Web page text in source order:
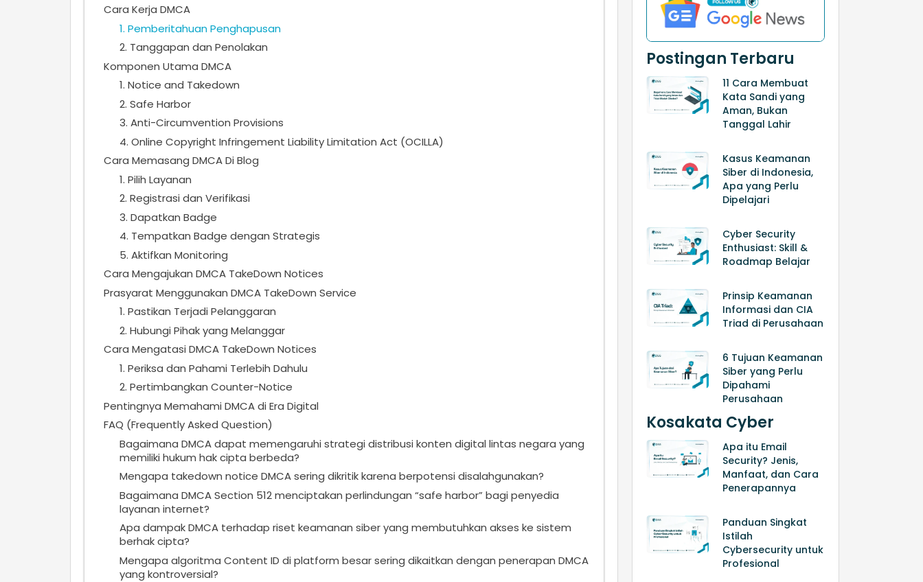
Cara Kerja DMCA
1. Pemberitahuan Penghapusan
2. Tanggapan dan Penolakan
Komponen Utama DMCA
1. Notice and Takedown
2. Safe Harbor
3. Anti-Circumvention Provisions
4. Online Copyright Infringement Liability Limitation Act (OCILLA)
Cara Memasang DMCA Di Blog
1. Pilih Layanan
2. Registrasi dan Verifikasi
3. Dapatkan Badge
4. Tempatkan Badge dengan Strategis
5. Aktifkan Monitoring
Cara Mengajukan DMCA TakeDown Notices
Prasyarat Menggunakan DMCA TakeDown Service
1. Pastikan Terjadi Pelanggaran
2. Hubungi Pihak yang Melanggar
Cara Mengatasi DMCA TakeDown Notices
1. Periksa dan Pahami Terlebih Dahulu
2. Pertimbangkan Counter-Notice
Pentingnya Memahami DMCA di Era Digital
FAQ (Frequently Asked Question)
Bagaimana DMCA dapat memengaruhi strategi distribusi konten digital lintas negara yang
memiliki hukum hak cipta berbeda?
Mengapa takedown notice DMCA sering dikritik karena berpotensi disalahgunakan?
Bagaimana DMCA Section 512 menciptakan perlindungan “safe harbor” bagi penyedia
layanan internet?
Apa dampak DMCA terhadap riset keamanan siber yang membutuhkan akses ke sistem
berhak cipta?
Mengapa algoritma Content ID di platform besar sering dikaitkan dengan penerapan DMCA
yang kontroversial?
Postingan Terbaru
11 Cara Membuat
Kata Sandi yang
Aman, Bukan
Tanggal Lahir
Kasus Keamanan
Siber di Indonesia,
Apa yang Perlu
Dipelajari
Cyber Security
Enthusiast: Skill &
Roadmap Belajar
Prinsip Keamanan
Informasi dan CIA
Triad di Perusahaan
6 Tujuan Keamanan
Siber yang Perlu
Dipahami
Perusahaan
Kosakata Cyber
Apa itu Email
Security? Jenis,
Manfaat, dan Cara
Penerapannya
Panduan Singkat
Istilah
Cybersecurity untuk
Profesional